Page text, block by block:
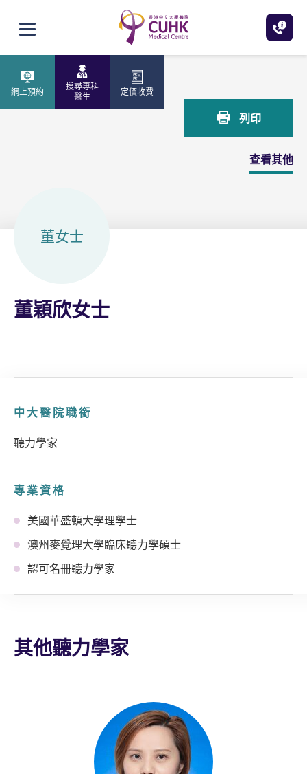
打開選單
網上預約
搜尋專科
醫生
定價收費
主頁 董穎欣女士
列印
查看其他
董女士
董穎欣女士
中大醫院職銜
聽力學家
專業資格
美國華盛頓大學理學士
澳州麥覺理大學臨床聽力學碩士
認可名冊聽力學家
其他聽力學家